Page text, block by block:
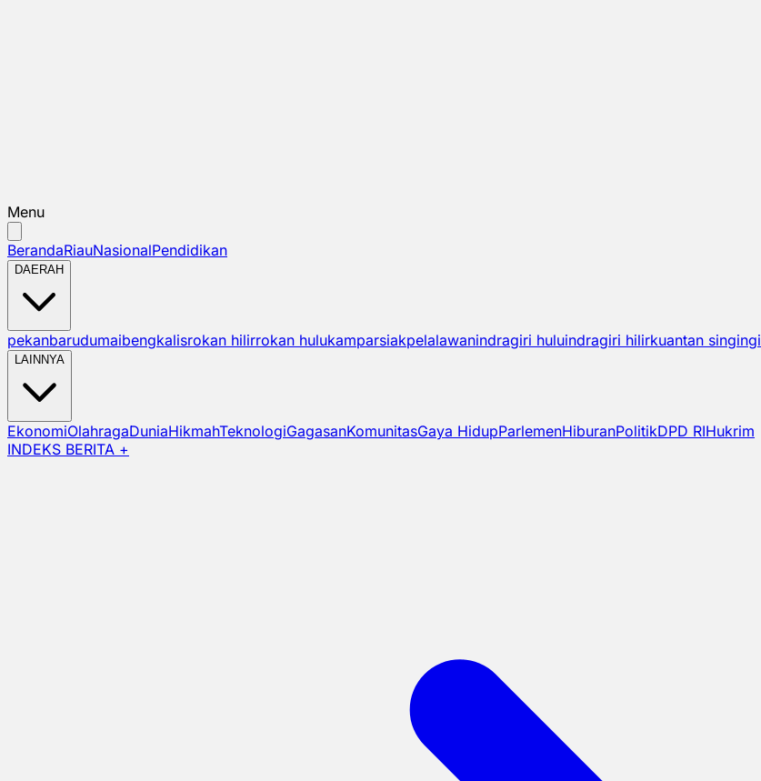
Menu
BerandaRiauNasionalPendidikan
DAERAH
pekanbarudumaibengkalisrokan hilirrokan hulukamparsiakpelalawanindragiri huluindragiri hilirkuantan singingi
LAINNYA
EkonomiOlahragaDuniaHikmahTeknologiGagasanKomunitasGaya HidupParlemenHiburanPolitikDPD RIHukrim
INDEKS BERITA +